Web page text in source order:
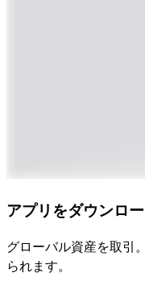
アプリをダウンロ
グローバル資産を取引
られます。